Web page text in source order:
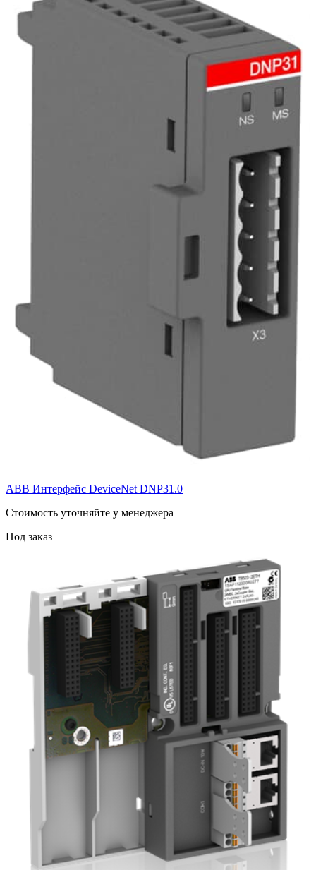
ABB Интерфейс DeviceNet DNP31.0
Cтоимость уточняйте у менеджера
Под заказ